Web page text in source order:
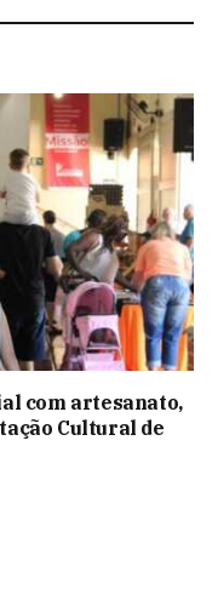
com artesanato,
Cultural de